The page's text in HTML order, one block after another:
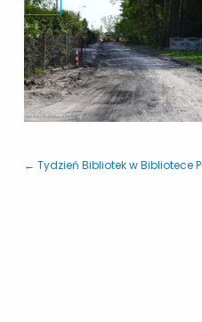
← Tydzień Bibliotek w Bibliotece